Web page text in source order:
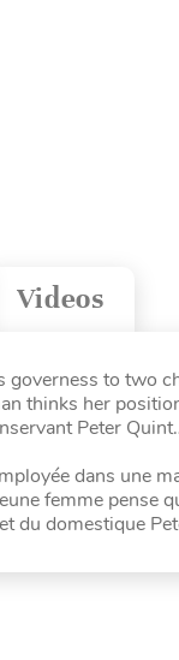
Videos
to two
thinks her
Peter
dans une
femme pense
du domestique